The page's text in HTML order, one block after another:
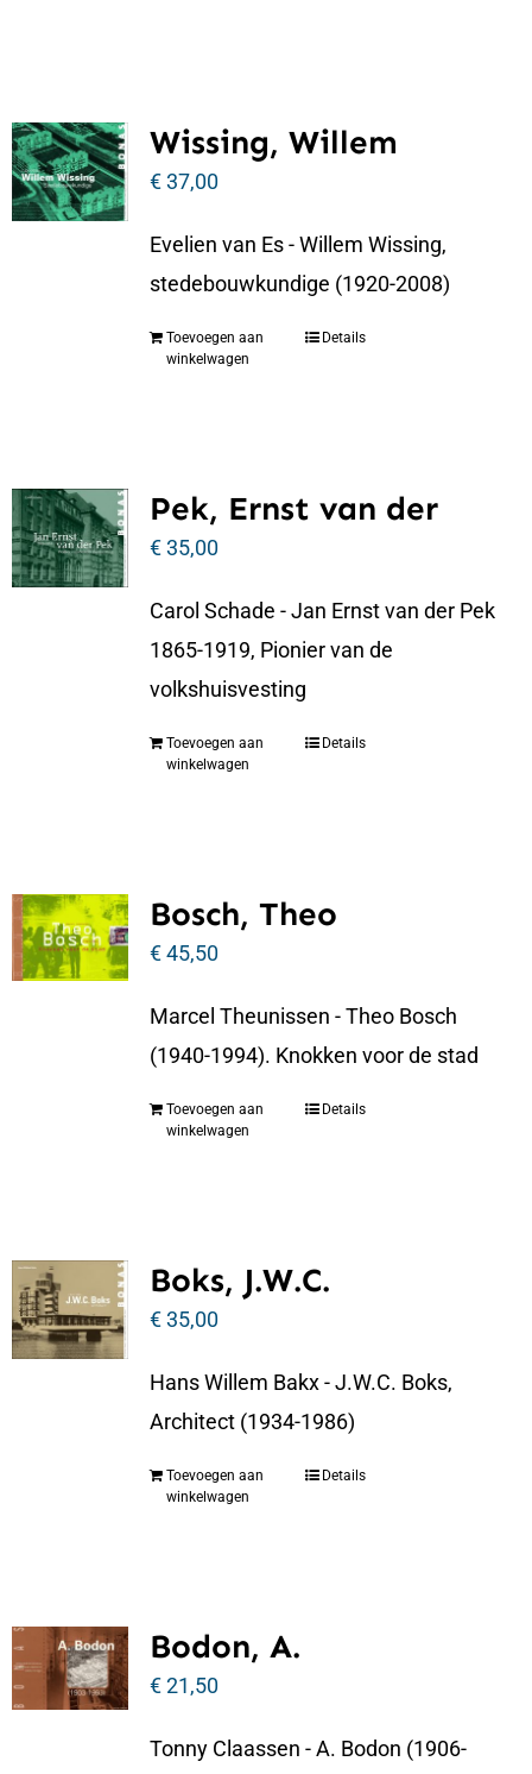
Wissing, Willem
€37,00
Evelien van Es - Willem Wissing,
stedebouwkundige (1920-2008)
Toevoegen aan
winkelwagen
Details
Pek, Ernst van der
€35,00
Carol Schade - Jan Ernst van der Pek
1865-1919, Pionier van de
volkshuisvesting
Toevoegen aan
winkelwagen
Details
Bosch, Theo
€45,50
Marcel Theunissen - Theo Bosch
(1940-1994). Knokken voor de stad
Toevoegen aan
winkelwagen
Details
Boks, J.W.C.
€35,00
Hans Willem Bakx - J.W.C. Boks,
Architect (1934-1986)
Toevoegen aan
winkelwagen
Details
Bodon, A.
€21,50
Tonny Claassen - A. Bodon (1906-